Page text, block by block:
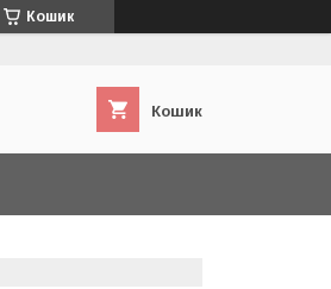
Кошик
Кошик